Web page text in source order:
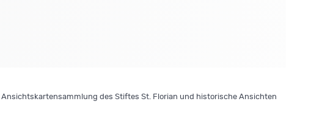
Ansichtskartensammlung des Stiftes St. Florian und historische Ansichten